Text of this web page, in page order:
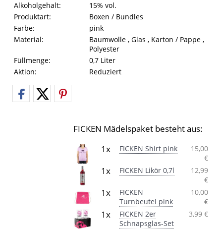
Alkoholgehalt:
15% vol.
Produktart:
Boxen / Bundles
Farbe:
pink
Material:
Baumwolle , Glas , Karton / Pappe ,
Polyester
Füllmenge:
0,7 Liter
Aktion:
Reduziert
FICKEN Mädelspaket besteht aus:
1x
FICKEN Shirt pink
15,00
€
1x FICKEN Likör 0,7l
12,99
€
1x
FICKEN
Turnbeutel pink
10,00
€
1x
FICKEN 2er
Schnapsglas-Set
3,99 €